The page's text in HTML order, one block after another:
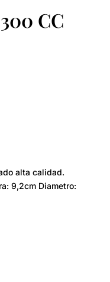
CC
alta calidad.
9,2cm Diametro: